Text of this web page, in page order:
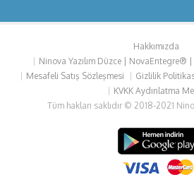
Hakkımızda
Ninova Yazılım Düzce | NovaEntegre®
Mesafeli Satış Sözleşmesi
Gizlilik
KVKK Aydınlatma
Tüm hakları saklıdır © 2018-2021